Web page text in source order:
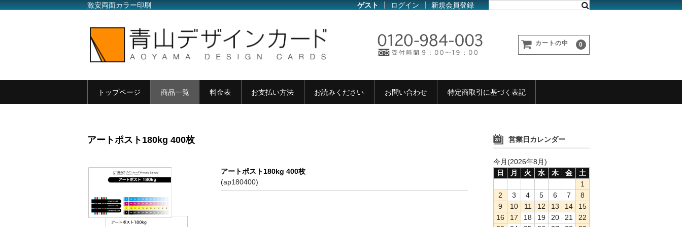
激安両面カラー印刷 ゲスト ログイン 新規会員登録
カートの中 0
トップページ 商品一覧 料金表 お支払い方法 お読みください お問い合わせ 特定商取引に基づく表記
アートポスト180kg 400枚
アートポスト180kg 400枚
(ap180400)
営業日カレンダー
今月(2026年8月)
日
月 火 水 木 金
土
1
2
3 4 5 6 7
8
9
10 11 12 13 14
15
16
17 18 19 20 21
22